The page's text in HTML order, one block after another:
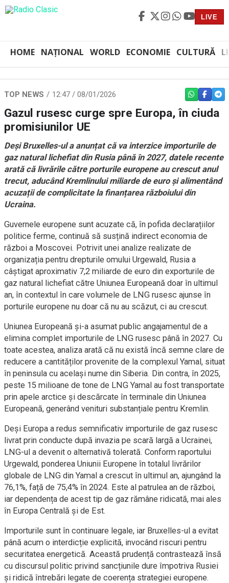
LIVE
HOME NAȚIONAL WORLD ECONOMIE CULTURĂ
TOP NEWS 12:47 / 08/01/2026 WHATSAPP
Gazul rusesc curge spre Europa, în ciuda
promisiunilor UE
Deși Bruxelles-ul a anunțat că va interzice importurile de
gaz natural lichefiat din Rusia până în 2027, datele recente
arată că livrările către porturile europene au crescut anul
trecut, aducând Kremlinului miliarde de euro și alimentând
acuzații de complicitate la finanțarea războiului din
Ucraina.
Guvernele europene sunt acuzate că, în pofida declarațiilor
politice ferme, continuă să susțină indirect economia de
război a Moscovei. Potrivit unei analize realizate de
organizația pentru drepturile omului Urgewald, Rusia a
câștigat aproximativ 7,2 miliarde de euro din exporturile de
gaz natural lichefiat către Uniunea Europeană doar în ultimul
an, în contextul în care volumele de LNG rusesc ajunse în
porturile europene nu doar că nu au scăzut, ci au crescut.
Uniunea Europeană și-a asumat public angajamentul de a
elimina complet importurile de LNG rusesc până în 2027. Cu
toate acestea, analiza arată că nu există încă semne clare de
reducere a cantităților provenite de la complexul Yamal, situat
în peninsula cu același nume din Siberia. Din contra, în 2025,
peste 15 milioane de tone de LNG Yamal au fost transportate
prin apele arctice și descărcate în terminale din Uniunea
Europeană, generând venituri substanțiale pentru Kremlin.
Deși Europa a redus semnificativ importurile de gaz rusesc
livrat prin conducte după invazia pe scară largă a Ucrainei,
LNG-ul a devenit o alternativă tolerată. Conform raportului
Urgewald, ponderea Uniunii Europene în totalul livrărilor
globale de LNG din Yamal a crescut în ultimul an, ajungând la
76,1%, față de 75,4% în 2024. Este al patrulea an de război,
iar dependența de acest tip de gaz rămâne ridicată, mai ales
în Europa Centrală și de Est.
Importurile sunt în continuare legale, iar Bruxelles-ul a evitat
până acum o interdicție explicită, invocând riscuri pentru
securitatea energetică. Această prudență contrastează însă
cu discursul politic privind sancțiunile dure împotriva Rusiei
și ridică întrebări legate de coerența strategiei europene.